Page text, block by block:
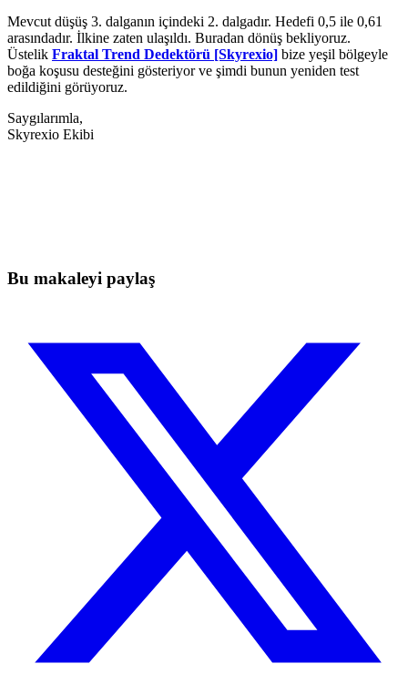
Mevcut düşüş 3. dalganın içindeki 2. dalgadır. Hedefi 0,5 ile 0,61
arasındadır. İlkine zaten ulaşıldı. Buradan dönüş bekliyoruz.
Üstelik Fraktal Trend Dedektörü [Skyrexio] bize yeşil bölgeyle
boğa koşusu desteğini gösteriyor ve şimdi bunun yeniden test
edildiğini görüyoruz.
Saygılarımla,
Skyrexio Ekibi
Bu makaleyi paylaş